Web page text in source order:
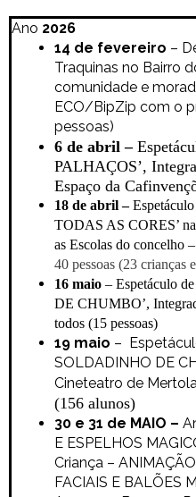
Ano 2026
14 de fevereiro –
Traquinas no Bairro
comunidade e
ECO/BipZip com o
pessoas)
6 de abril –
PALHAÇOS’,
Espaço da
18 de abril –
TODAS AS CORES’
as Escolas do concelho –
40 pessoas (23 crianças
16 maio – Espetáculo
DE CHUMBO’,
todos (15 pessoas)
19 maio –
SOLDADINHO DE
Cineteatro de
(156 alunos)
30 e 31 de MAIO –
E ESPELHOS
Criança –
FACIAIS E BALÕES